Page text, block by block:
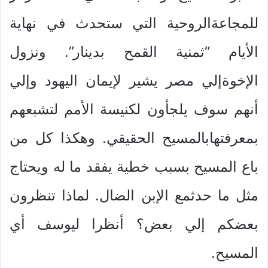
للمجاعةالروحية التي ستحدث في نهاية
الأيام “ثمنية القمح بدينار”. ونزول
الإخوةإلي مصر يشير لإيمان اليهود وإلي
أنهم سوف يلجأون لكنيسة الأمم لتشبعهم
بمعرفتهابالمسيح الحقيقي. وهكذا كل من
باع المسيح بسبب خطية يفقد ما له ويحتاج
مثل ما حدثمع الإبن الضال. لماذا تنظرون
بعضكم إلي بعض؟ أنظرا ليوسف أي
المسيح.